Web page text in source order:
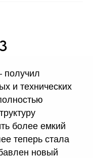
и технических
более емкий
теперь стала
новый